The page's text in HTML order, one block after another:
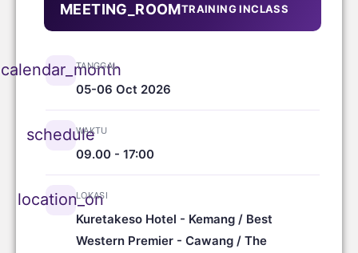
MEETING_ROOMTRAINING INCLASS
calendar_month
TANGGAL
05-06 Oct 2026
schedule
WAKTU
09.00 - 17:00
location_on
LOKASI
Kuretakeso Hotel - Kemang / Best
Western Premier - Cawang / The